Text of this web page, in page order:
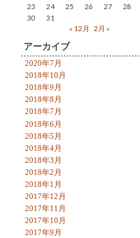
23
24 25 26 27 28
30
31
« 12月
2月 »
アーカイブ
2020年7月
2018年10月
2018年9月
2018年8月
2018年7月
2018年6月
2018年5月
2018年4月
2018年3月
2018年2月
2018年1月
2017年12月
2017年11月
2017年10月
2017年9月